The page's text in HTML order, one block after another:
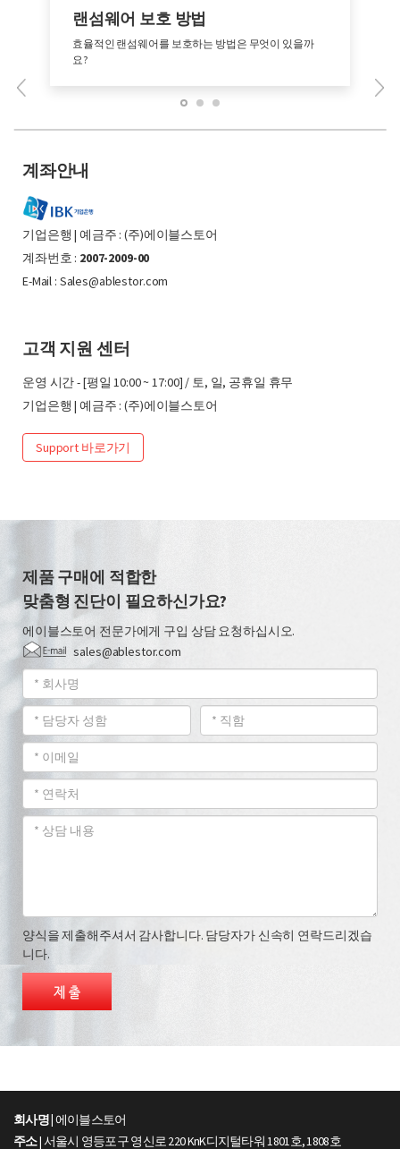
랜섬웨어 보호 방법
효율적인 랜섬웨어를 보호하는 방법은 무엇이 있을까
요?
계좌안내
기업은행 | 예금주 : (주)에이블스토어
계좌번호 : 2007-2009-00
E-Mail : Sales@ablestor.com
고객 지원 센터
운영 시간 - [평일 10:00 ~ 17:00] / 토, 일, 공휴일 휴무
기업은행 | 예금주 : (주)에이블스토어
Support 바로가기
제품 구매에 적합한
맞춤형 진단이 필요하신가요?
에이블스토어 전문가에게 구입 상담 요청하십시오.
sales@ablestor.com
양식을 제출해주셔서 감사합니다. 담당자가 신속히 연락드리겠습
니다.
회사명 |에이블스토어
주소| 서울시 영등포구 영신로 220 KnK디지털타워 1801호, 1808호